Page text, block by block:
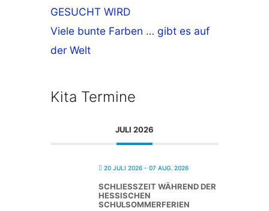
GESUCHT WIRD
Viele bunte Farben … gibt es auf
der Welt
Kita Termine
JULI 2026
20 JULI 2026 - 07 AUG. 2026
SCHLIESSZEIT WÄHREND DER H
ESSISCHEN S
CHULSOMMERFERIEN